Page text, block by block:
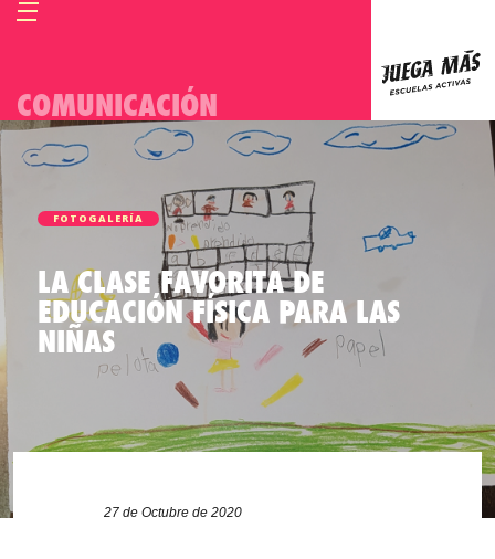
COMUNICACIÓN
FOTOGALERÍA
LA CLASE FAVORITA DE
EDUCACIÓN FÍSICA PARA LAS
NIÑAS
27 de Octubre de 2020